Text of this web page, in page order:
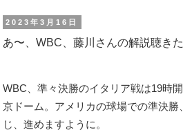
2023年3月16日
あ〜、WBC、藤川さんの解説聴き
WBC、準々決勝のイタリア戦は19時
京ドーム。アメリカの球場での準決
じ、進めますように。